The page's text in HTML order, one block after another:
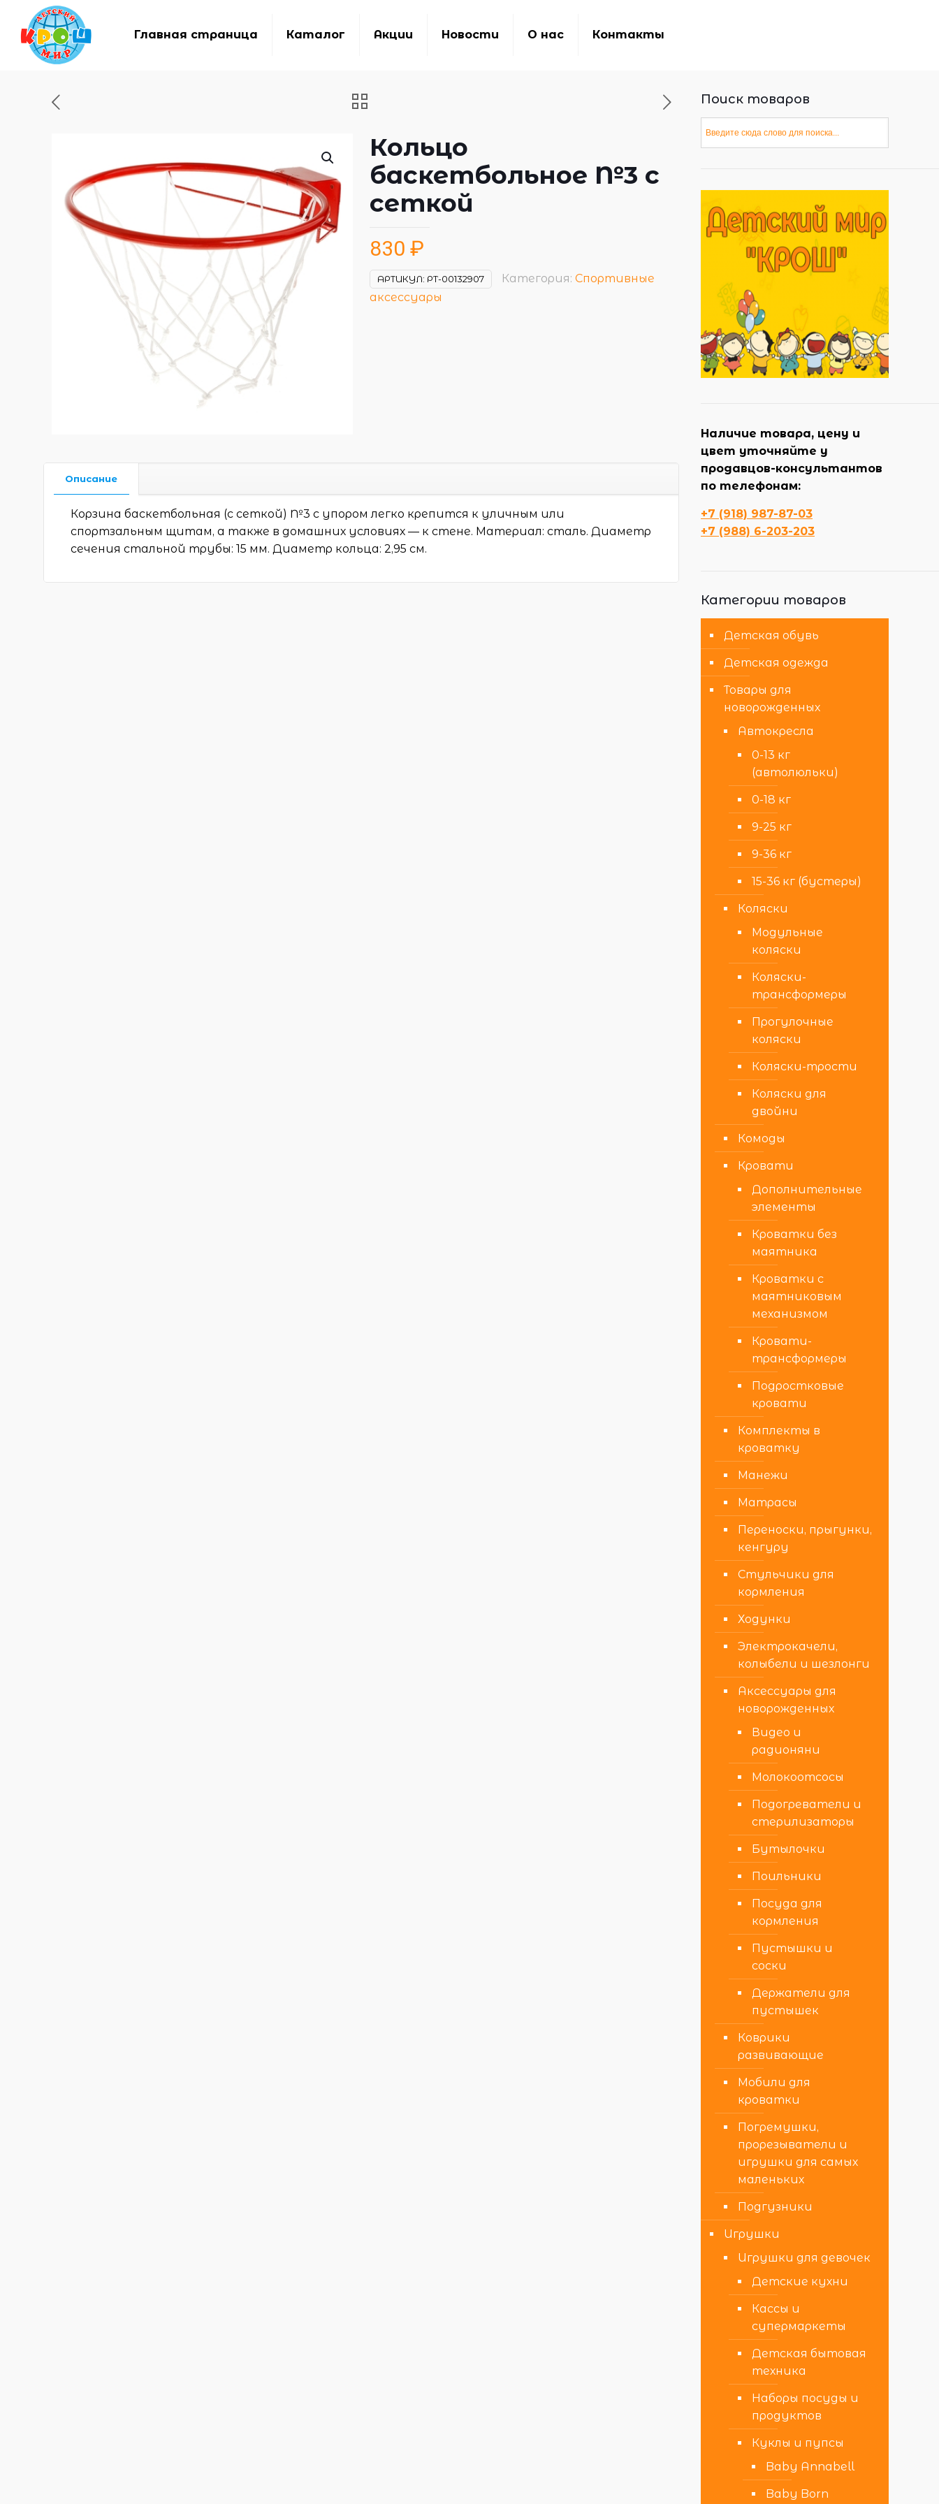
Главная страница Каталог Акции Новости О нас Контакты
Кольцо
баскетбольное №3 с
сеткой
830 ₽
АРТИКУЛ: РТ-00132907 Категория: Спортивные
аксессуары
Описание
Корзина баскетбольная (с сеткой) №3 с упором легко крепится к уличным или
спортзальным щитам, а также в домашних условиях — к стене. Материал: сталь. Диаметр
сечения стальной трубы: 15 мм. Диаметр кольца: 2,95 см.
Поиск товаров
Наличие товара, цену и
цвет уточняйте у
продавцов-консультантов
по телефонам:
+7 (918) 987-87-03
+7 (988) 6-203-203
Категории товаров
Детская обувь
Детская одежда
Товары для
новорожденных
Автокресла
0-13 кг
(автолюльки)
0-18 кг
9-25 кг
9-36 кг
15-36 кг (бустеры)
Коляски
Модульные
коляски
Коляски-
трансформеры
Прогулочные
коляски
Коляски-трости
Коляски для
двойни
Комоды
Кровати
Дополнительные
элементы
Кроватки без
маятника
Кроватки с
маятниковым
механизмом
Кровати-
трансформеры
Подростковые
кровати
Комплекты в
кроватку
Манежи
Матрасы
Переноски, прыгунки,
кенгуру
Стульчики для
кормления
Ходунки
Электрокачели,
колыбели и шезлонги
Аксессуары для
новорожденных
Видео и
радионяни
Молокоотсосы
Подогреватели и
стерилизаторы
Бутылочки
Поильники
Посуда для
кормления
Пустышки и
соски
Держатели для
пустышек
Коврики
развивающие
Мобили для
кроватки
Погремушки,
прорезыватели и
игрушки для самых
маленьких
Подгузники
Игрушки
Игрушки для девочек
Детские кухни
Кассы и
супермаркеты
Детская бытовая
техника
Наборы посуды и
продуктов
Куклы и пупсы
Baby Annabell
Baby Born